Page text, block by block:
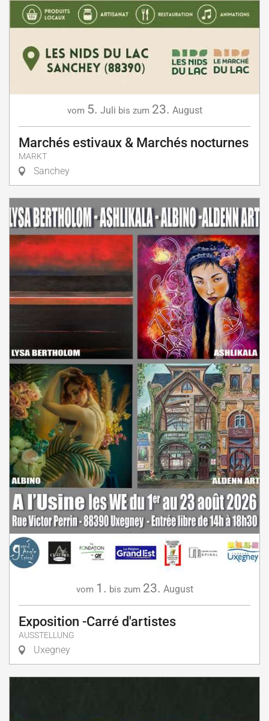
vom 5. Juli bis zum 23. August
Marchés estivaux & Marchés nocturnes
MARKT
Sanchey
vom 1. bis zum 23. August
Exposition -Carré d'artistes
AUSSTELLUNG
Uxegney